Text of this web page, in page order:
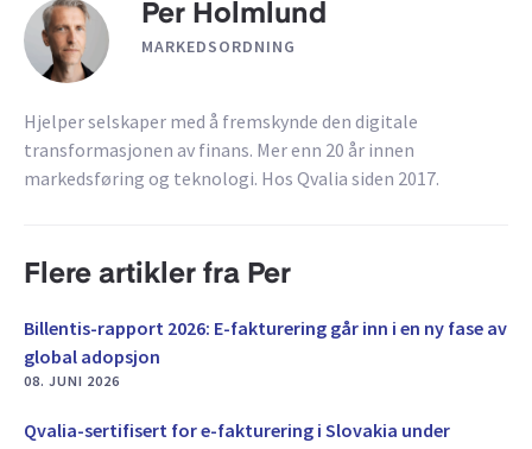
Per Holmlund
MARKEDSORDNING
Hjelper selskaper med å fremskynde den digitale
transformasjonen av finans. Mer enn 20 år innen
markedsføring og teknologi. Hos Qvalia siden 2017.
Flere artikler fra Per
Billentis-rapport 2026: E-fakturering går inn i en ny fase av
global adopsjon
08. JUNI 2026
Qvalia-sertifisert for e-fakturering i Slovakia under